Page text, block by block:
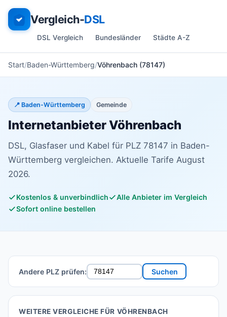
Vergleich-DSL
DSL Vergleich Bundesländer Städte A-Z
Start Baden-Württemberg Vöhrenbach (78147)
📍 Baden-Württemberg Gemeinde
Internetanbieter Vöhrenbach
DSL, Glasfaser und Kabel für PLZ 78147 in Baden-
Württemberg vergleichen. Aktuelle Tarife August
2026.
Kostenlos & unverbindlich
Alle Anbieter im Vergleich
Sofort online bestellen
Andere PLZ prüfen: Suchen
WEITERE VERGLEICHE FÜR VÖHRENBACH